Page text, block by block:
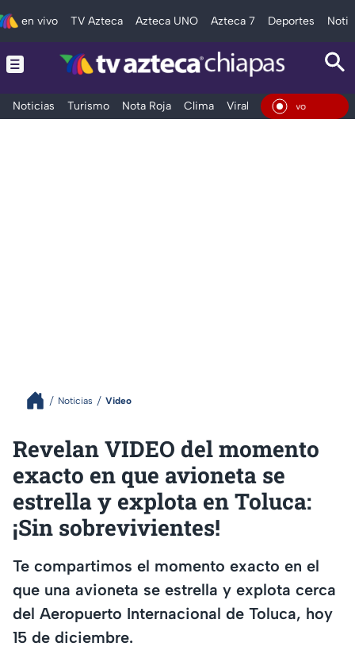
en vivo TV Azteca Azteca UNO Azteca 7 Deportes
Noticias Turismo Nota Roja Clima Viral y Tendencia
En Vivo
Noticias Video
Revelan VIDEO del momento
exacto en que avioneta se
estrella y explota en Toluca:
¡Sin sobrevivientes!
Te compartimos el momento exacto en el
que una avioneta se estrella y explota cerca
del Aeropuerto Internacional de Toluca, hoy
15 de diciembre.